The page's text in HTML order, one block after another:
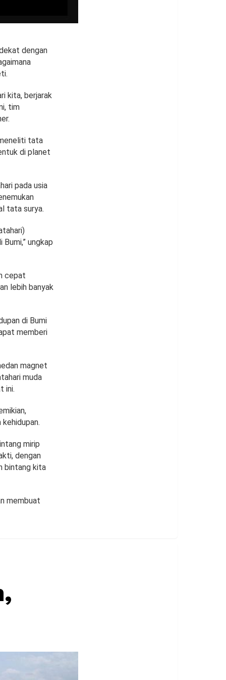
dengan
kita, berjarak
tim
tata
di planet
pada usia
tata surya.
ungkap
cepat
lebih banyak
di Bumi
memberi
magnet
muda
ini.
mirip
dengan
bintang kita
membuat